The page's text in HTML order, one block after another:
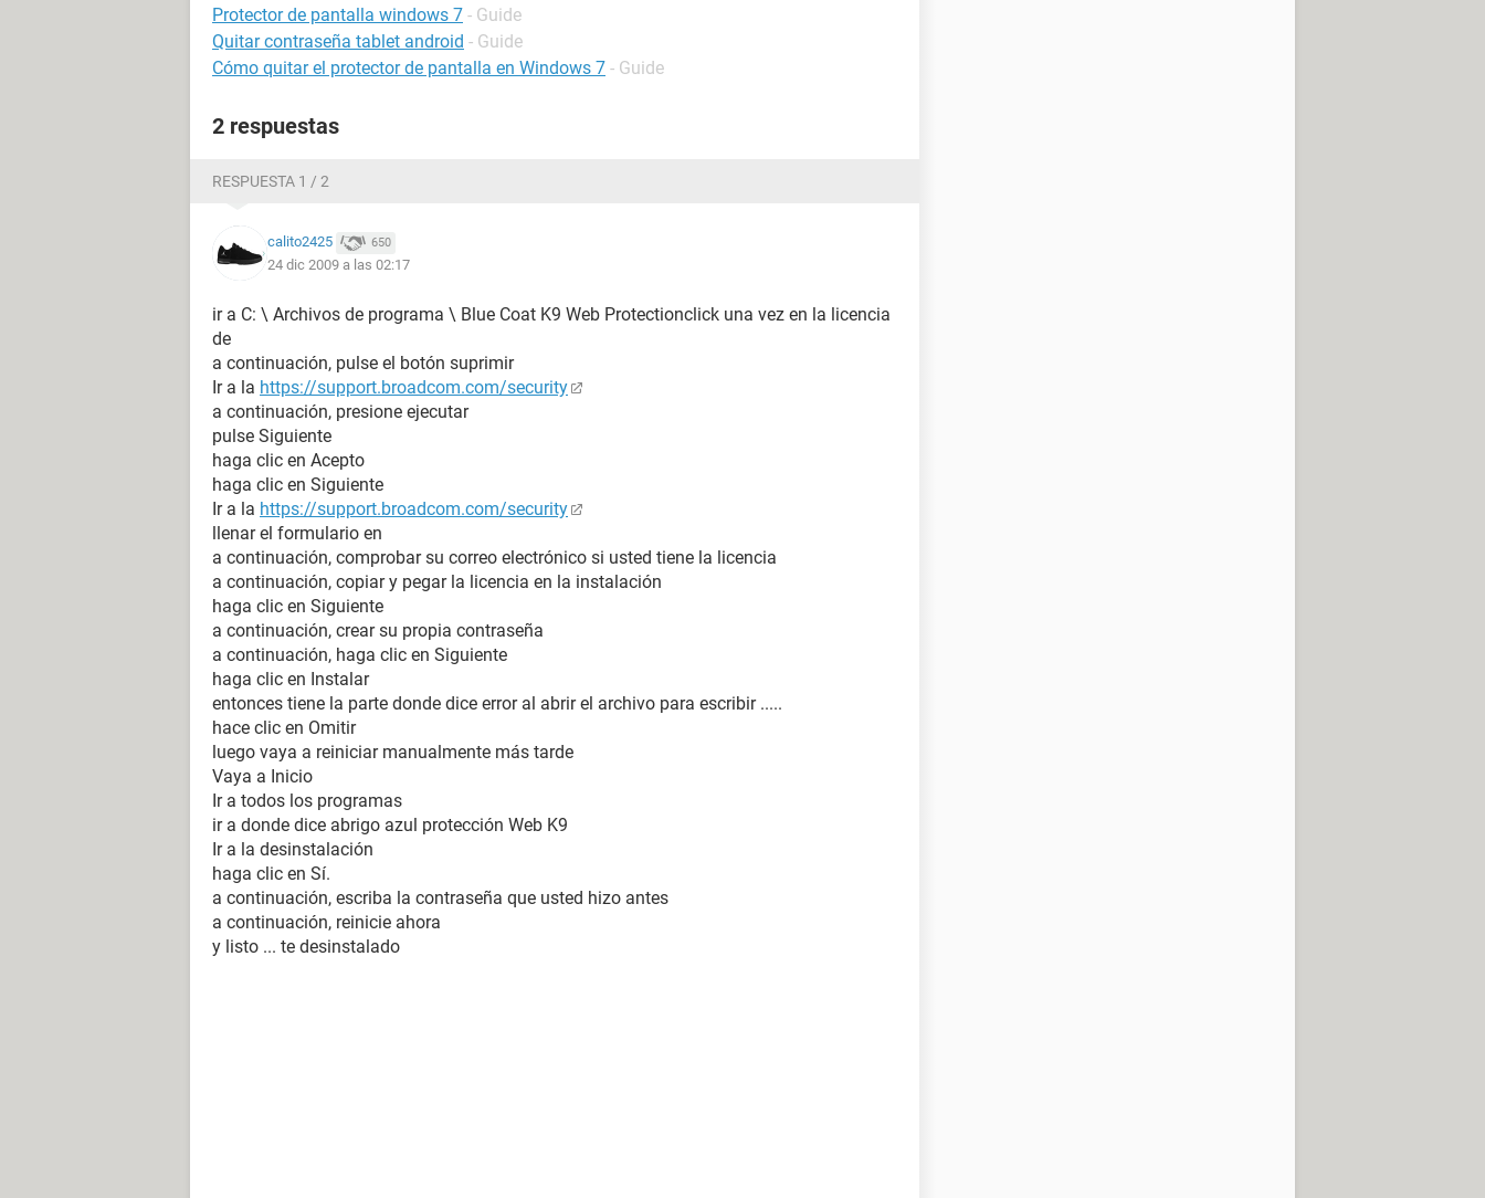
Protector de pantalla windows 7 - Guide
Quitar contraseña tablet android - Guide
Cómo quitar el protector de pantalla en Windows 7 - Guide
2 respuestas
RESPUESTA 1 / 2
calito2425 650
24 dic 2009 a las 02:17
ir a C: \ Archivos de programa \ Blue Coat K9 Web Protectionclick una vez en la licencia
de
a continuación, pulse el botón suprimir
Ir a la https://support.broadcom.com/security
a continuación, presione ejecutar
pulse Siguiente
haga clic en Acepto
haga clic en Siguiente
Ir a la https://support.broadcom.com/security
llenar el formulario en
a continuación, comprobar su correo electrónico si usted tiene la licencia
a continuación, copiar y pegar la licencia en la instalación
haga clic en Siguiente
a continuación, crear su propia contraseña
a continuación, haga clic en Siguiente
haga clic en Instalar
entonces tiene la parte donde dice error al abrir el archivo para escribir .....
hace clic en Omitir
luego vaya a reiniciar manualmente más tarde
Vaya a Inicio
Ir a todos los programas
ir a donde dice abrigo azul protección Web K9
Ir a la desinstalación
haga clic en Sí.
a continuación, escriba la contraseña que usted hizo antes
a continuación, reinicie ahora
y listo ... te desinstalado